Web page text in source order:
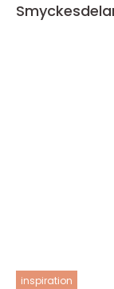
inspiration